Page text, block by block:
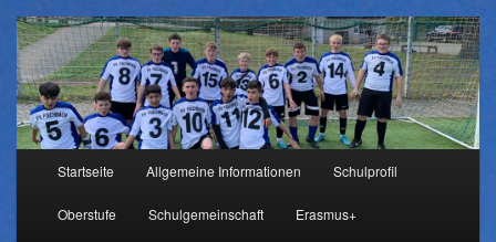
Zum
Inhalt
Startseite Allgemeine Informationen Schulprofil
Oberstufe Schulgemeinschaft Erasmus+